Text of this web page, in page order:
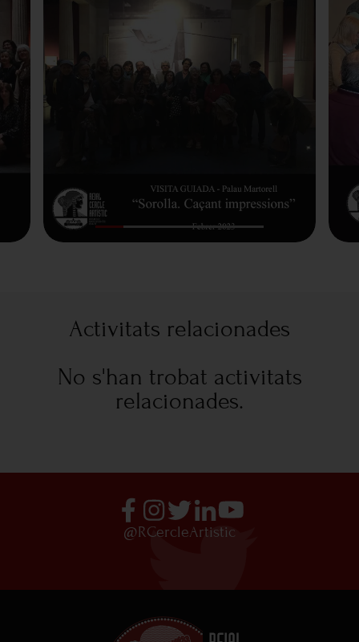
Activitats relacionades
No s'han trobat activitats
relacionades.
@RCercleArtistic